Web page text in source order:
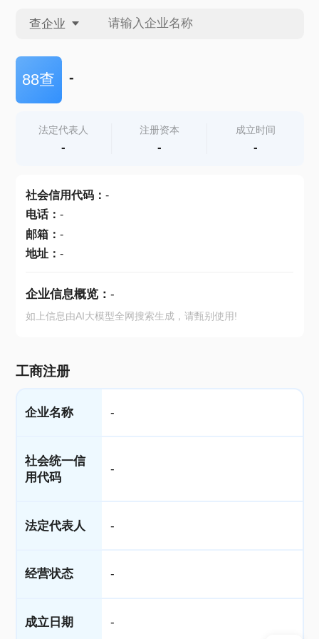
查企业
查企业
查产地
88查 -
法定代表人
-
注册资本
-
成立时间
-
社会信用代码： -
电话： -
邮箱： -
地址： -
企业信息概览： -
如上信息由AI大模型全网搜索生成，请甄别使用!
工商注册
企业名称 -
社会统一信
用代码
-
法定代表人 -
经营状态 -
成立日期 -